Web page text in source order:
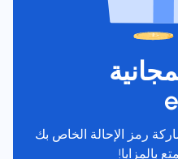
رمز الإحالة الخاص بك
بالمزايا!